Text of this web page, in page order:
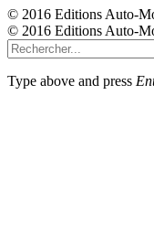
© 2016 Editions Auto-
© 2016 Editions Auto-
Type above and press